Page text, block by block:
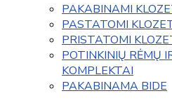
PAKABINAMI
PASTATOMI
PRISTATOMI
POTINKINIŲ RĖMŲ
KOMPLEKTAI
PAKABINAMA BIDE